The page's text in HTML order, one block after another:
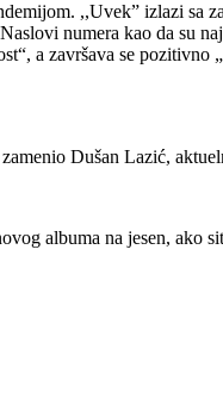
,,Uvek” izlazi sa
numera kao da su
a završava se pozitivno
Dušan Lazić,
albuma na jesen, ako